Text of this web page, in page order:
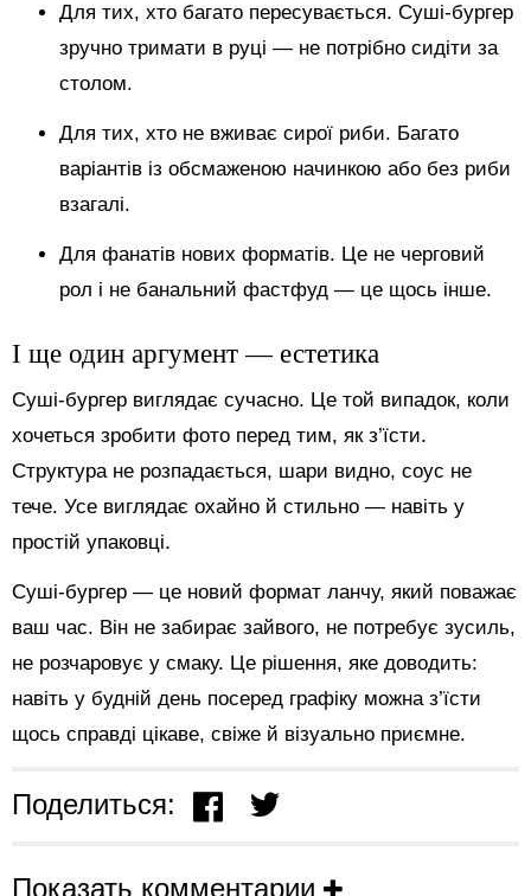
Для тих, хто багато пересувається. Суші-бургер
зручно тримати в руці — не потрібно сидіти за
столом.
Для тих, хто не вживає сирої риби. Багато
варіантів із обсмаженою начинкою або без риби
взагалі.
Для фанатів нових форматів. Це не черговий
рол і не банальний фастфуд — це щось інше.
І ще один аргумент — естетика
Суші-бургер виглядає сучасно. Це той випадок, коли
хочеться зробити фото перед тим, як з’їсти.
Структура не розпадається, шари видно, соус не
тече. Усе виглядає охайно й стильно — навіть у
простій упаковці.
Суші-бургер — це новий формат ланчу, який поважає
ваш час. Він не забирає зайвого, не потребує зусиль,
не розчаровує у смаку. Це рішення, яке доводить:
навіть у будній день посеред графіку можна з’їсти
щось справді цікаве, свіже й візуально приємне.
Поделиться:
Показать комментарии